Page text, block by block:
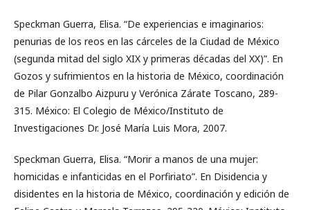
Speckman Guerra, Elisa. “De experiencias e imaginarios:
penurias de los reos en las cárceles de la Ciudad de México
(segunda mitad del siglo XIX y primeras décadas del XX)”. En
Gozos y sufrimientos en la historia de México, coordinación
de Pilar Gonzalbo Aizpuru y Verónica Zárate Toscano, 289-
315. México: El Colegio de México/Instituto de
Investigaciones Dr. José María Luis Mora, 2007.
Speckman Guerra, Elisa. “Morir a manos de una mujer:
homicidas e infanticidas en el Porfiriato”. En Disidencia y
disidentes en la historia de México, coordinación y edición de